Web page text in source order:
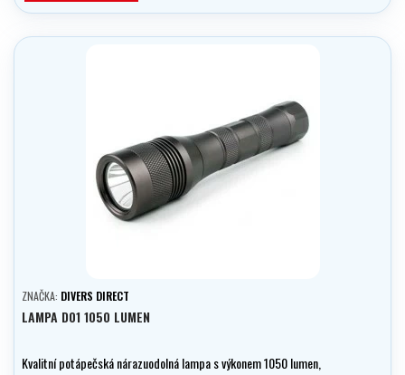
ZNAČKA: DIVERS DIRECT
LAMPA D01 1050 LUMEN
Kvalitní potápečská nárazuodolná lampa s výkonem 1050 lumen,